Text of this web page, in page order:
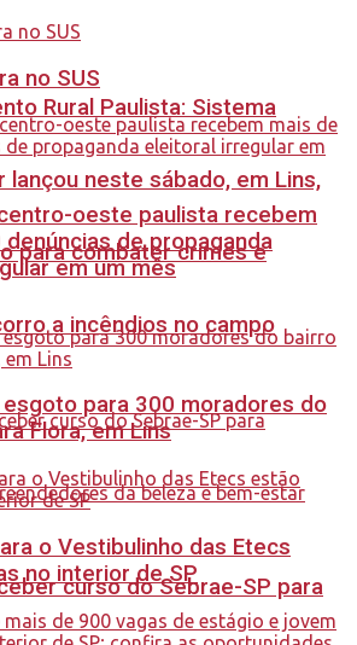
Rural Paulista: Sistema
lançou neste sábado, em Lins,
para combater crimes e
a incêndios no campo
curso do Sebrae-SP para
no SUS
oeste paulista recebem
de propaganda
em um mês
esgoto para 300 moradores do
Flora, em Lins
o Vestibulinho das Etecs
no interior de SP